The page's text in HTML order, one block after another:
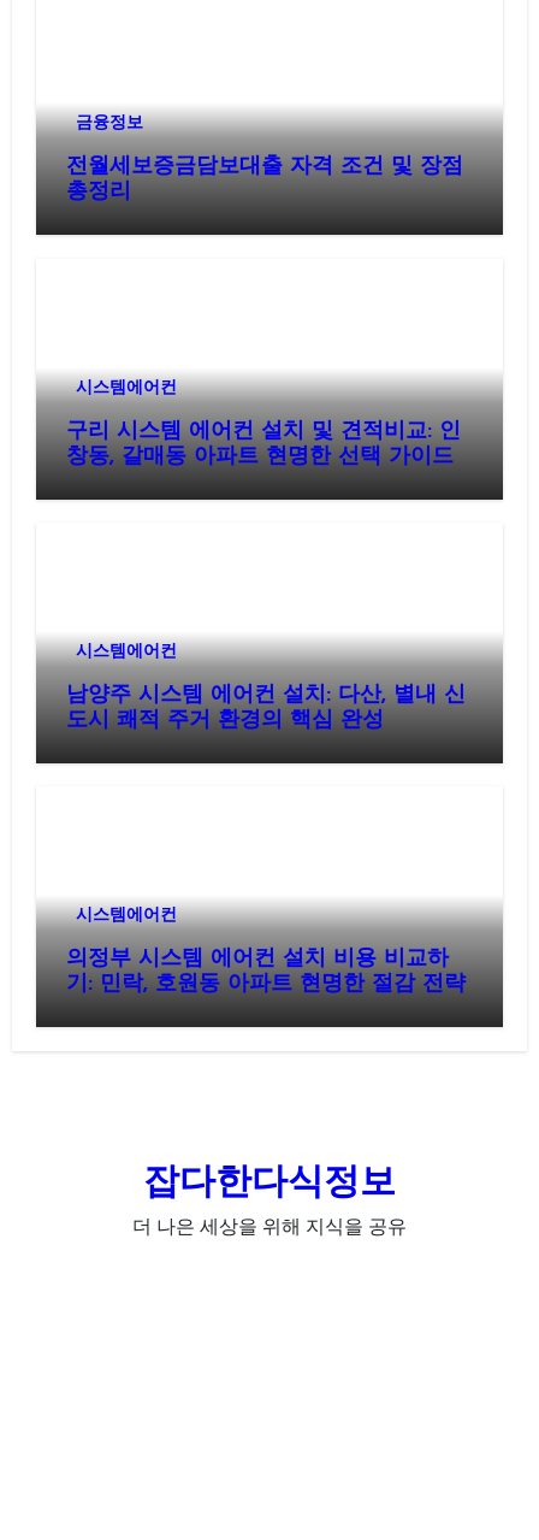
금융정보
전월세보증금담보대출 자격 조건 및 장점
총정리
시스템에어컨
구리 시스템 에어컨 설치 및 견적비교: 인
창동, 갈매동 아파트 현명한 선택 가이드
시스템에어컨
남양주 시스템 에어컨 설치: 다산, 별내 신
도시 쾌적 주거 환경의 핵심 완성
시스템에어컨
의정부 시스템 에어컨 설치 비용 비교하
기: 민락, 호원동 아파트 현명한 절감 전략
잡다한다식정보
더 나은 세상을 위해 지식을 공유